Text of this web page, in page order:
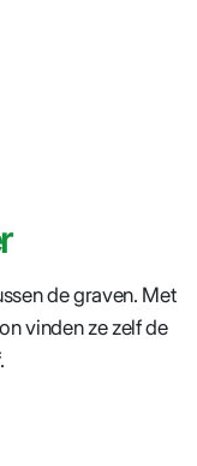
de graven. Met
vinden ze zelf de